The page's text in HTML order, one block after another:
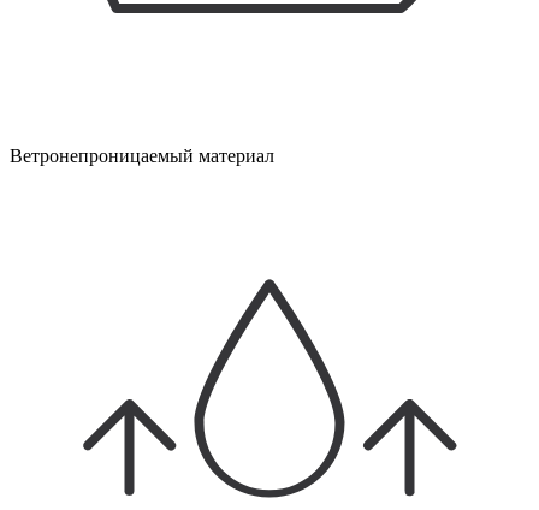
Ветронепроницаемый материал